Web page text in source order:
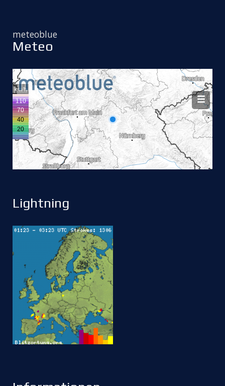
meteoblue
Meteo
Lightning